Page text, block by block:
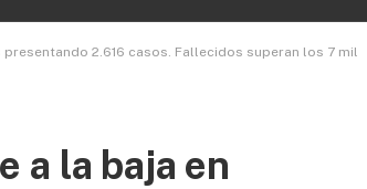
2.616 casos. Fallecidos superan los 7 mil
a la baja en